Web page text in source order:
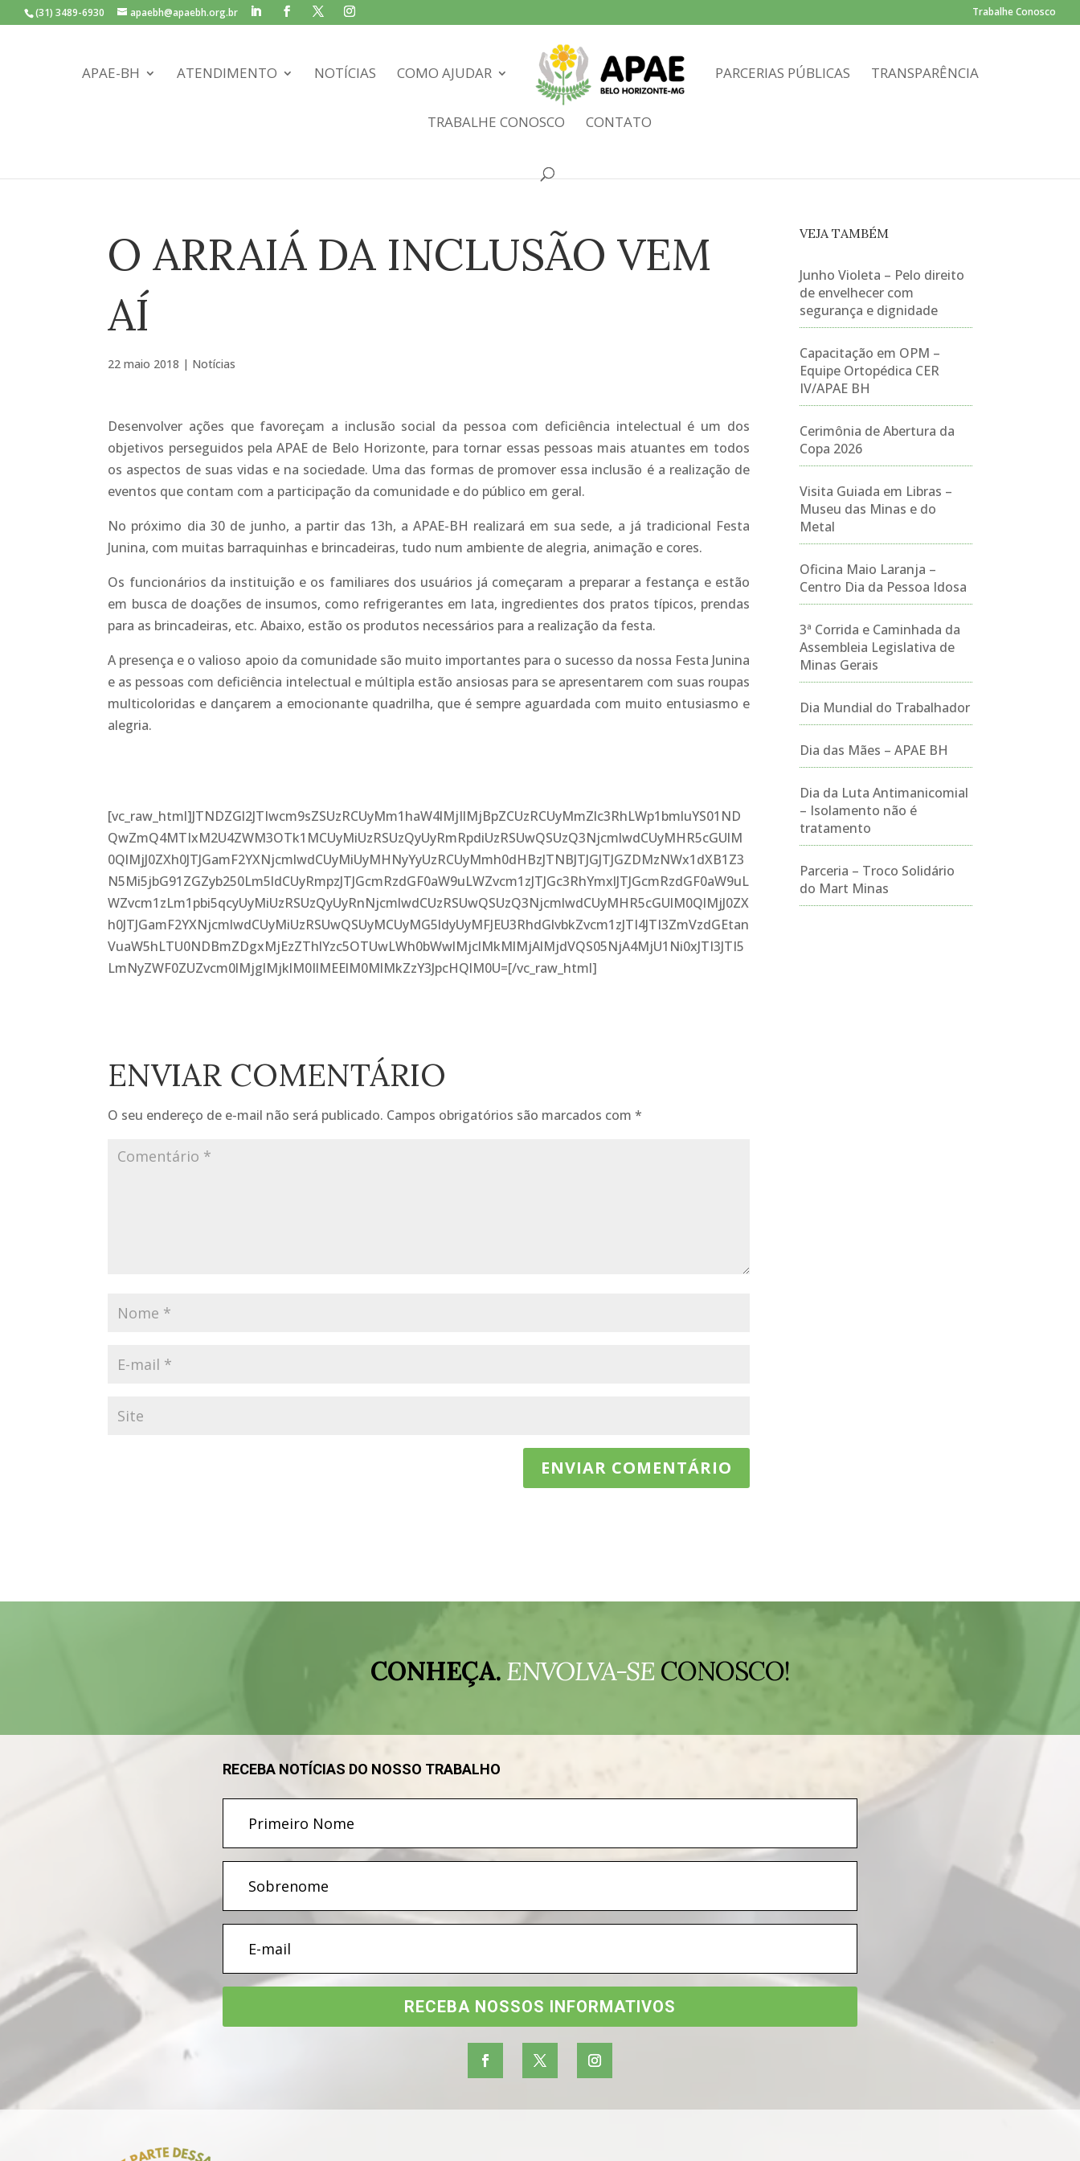
(31) 3489-6930 apaebh@apaebh.org.br Trabalhe Conosco
APAE-BH ATENDIMENTO NOTÍCIAS COMO AJUDAR PARCERIAS PÚBLICAS TRANSPARÊNCIA
TRABALHE CONOSCO CONTATO
O ARRAIÁ DA INCLUSÃO VEM
AÍ
22 maio 2018 | Notícias
Desenvolver ações que favoreçam a inclusão social da pessoa com deficiência intelectual é um dos
objetivos perseguidos pela APAE de Belo Horizonte, para tornar essas pessoas mais atuantes em todos
os aspectos de suas vidas e na sociedade. Uma das formas de promover essa inclusão é a realização de
eventos que contam com a participação da comunidade e do público em geral.
No próximo dia 30 de junho, a partir das 13h, a APAE-BH realizará em sua sede, a já tradicional Festa
Junina, com muitas barraquinhas e brincadeiras, tudo num ambiente de alegria, animação e cores.
Os funcionários da instituição e os familiares dos usuários já começaram a preparar a festança e estão
em busca de doações de insumos, como refrigerantes em lata, ingredientes dos pratos típicos, prendas
para as brincadeiras, etc. Abaixo, estão os produtos necessários para a realização da festa.
A presença e o valioso apoio da comunidade são muito importantes para o sucesso da nossa Festa Junina
e as pessoas com deficiência intelectual e múltipla estão ansiosas para se apresentarem com suas roupas
multicoloridas e dançarem a emocionante quadrilha, que é sempre aguardada com muito entusiasmo e
alegria.
[vc_raw_html]JTNDZGl2JTIwcm9sZSUzRCUyMm1haW4lMjIlMjBpZCUzRCUyMmZlc3RhLWp1bmluYS01ND
QwZmQ4MTIxM2U4ZWM3OTk1MCUyMiUzRSUzQyUyRmRpdiUzRSUwQSUzQ3NjcmlwdCUyMHR5cGUlM
0QlMjJ0ZXh0JTJGamF2YXNjcmlwdCUyMiUyMHNyYyUzRCUyMmh0dHBzJTNBJTJGJTJGZDMzNWx1dXB1Z3
N5Mi5jbG91ZGZyb250Lm5ldCUyRmpzJTJGcmRzdGF0aW9uLWZvcm1zJTJGc3RhYmxlJTJGcmRzdGF0aW9uL
WZvcm1zLm1pbi5qcyUyMiUzRSUzQyUyRnNjcmlwdCUzRSUwQSUzQ3NjcmlwdCUyMHR5cGUlM0QlMjJ0ZX
h0JTJGamF2YXNjcmlwdCUyMiUzRSUwQSUyMCUyMG5ldyUyMFJEU3RhdGlvbkZvcm1zJTI4JTI3ZmVzdGEtan
VuaW5hLTU0NDBmZDgxMjEzZThlYzc5OTUwLWh0bWwlMjclMkMlMjAlMjdVQS05NjA4MjU1Ni0xJTI3JTI5
LmNyZWF0ZUZvcm0lMjglMjklM0IlMEElM0MlMkZzY3JpcHQlM0U=[/vc_raw_html]
ENVIAR COMENTÁRIO
O seu endereço de e-mail não será publicado. Campos obrigatórios são marcados com*
VEJA TAMBÉM
Junho Violeta – Pelo direito
de envelhecer com
segurança e dignidade
Capacitação em OPM –
Equipe Ortopédica CER
IV/APAE BH
Cerimônia de Abertura da
Copa 2026
Visita Guiada em Libras –
Museu das Minas e do
Metal
Oficina Maio Laranja –
Centro Dia da Pessoa Idosa
3ª Corrida e Caminhada da
Assembleia Legislativa de
Minas Gerais
Dia Mundial do Trabalhador
Dia das Mães – APAE BH
Dia da Luta Antimanicomial
– Isolamento não é
tratamento
Parceria – Troco Solidário
do Mart Minas
CONHEÇA.ENVOLVA-SE CONOSCO!
RECEBA NOTÍCIAS DO NOSSO TRABALHO
RECEBA NOSSOS INFORMATIVOS